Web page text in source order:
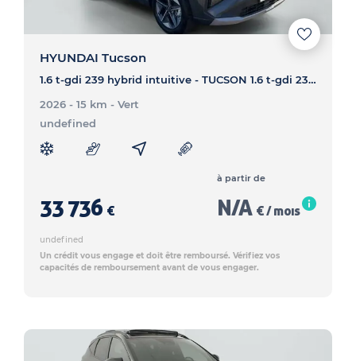
HYUNDAI Tucson
1.6 t-gdi 239 hybrid intuitive - TUCSON 1.6 t-gdi 239 hybrid intuitive
2026 - 15 km - Vert
undefined
33 736 €
à partir de
N/A € / mois
undefined
Un crédit vous engage et doit être remboursé. Vérifiez vos
capacités de remboursement avant de vous engager.